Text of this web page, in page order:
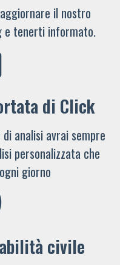
il nostro
e tenerti informato.
di Click
analisi avrai sempre
personalizzata che
giorno
civile